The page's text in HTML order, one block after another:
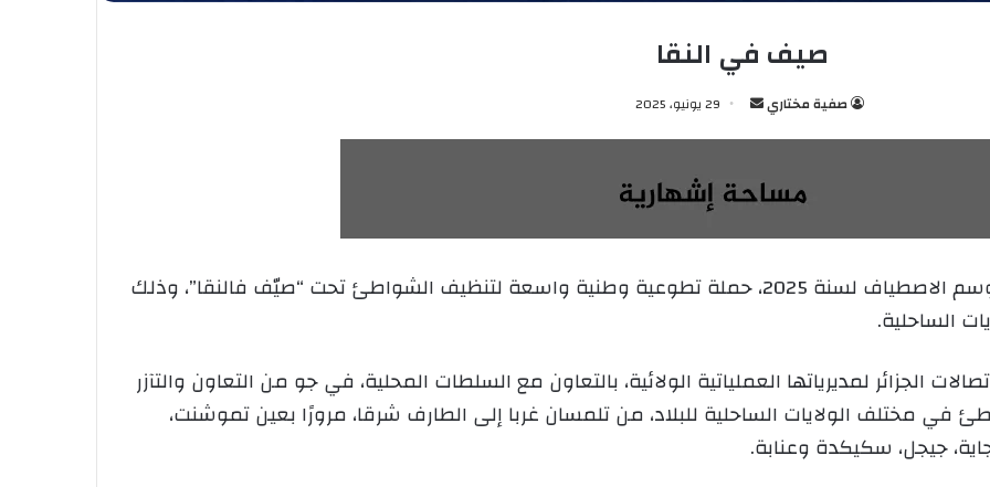
صيف في النقا
صفية مختاري
ل
ب
ر
د
ك
ت
29 يونيو، 2025
نظّمت “اتصالات الجزائر”، تزامنا مع افتتاح موسم الاصطياف لسنة 2025، حملة تطوعية وطنية واسعة لتنظيف الشواطئ تحت “صيّف فالنقا”، وذلك
لمديرياتها العملياتية الولائية، بالتعاون مع السلطات المحلية، في جو من التعاون والتآزر
في مختلف الولايات الساحلية للبلاد، من تلمسان غربا إلى الطارف شرقا، مرورًا بعين تموشنت،
جيجل، سكيكدة وعنابة.